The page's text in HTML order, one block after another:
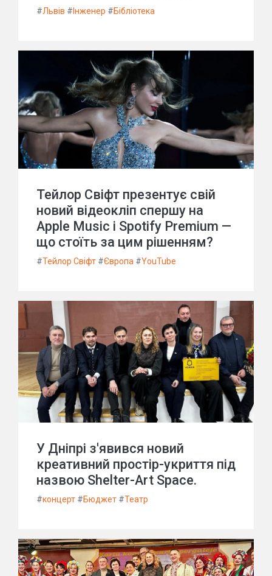
#Львів # Інженер #Бібліотека
Тейлор Свіфт презентує свій
новий відеокліп спершу на
Apple Music і Spotify Premium —
що стоїть за цим рішенням?
#Тейлор Свіфт #Європа #YouTube
У Дніпрі з'явився новий
креативний простір-укриття під
назвою Shelter-Art Space.
#концерт #Бюджет #Театр